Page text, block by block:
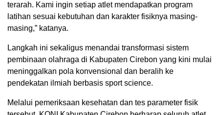
terarah. Kami ingin setiap atlet mendapatkan program
latihan sesuai kebutuhan dan karakter fisiknya masing-
masing,” katanya.
Langkah ini sekaligus menandai transformasi sistem
pembinaan olahraga di Kabupaten Cirebon yang kini mulai
meninggalkan pola konvensional dan beralih ke
pendekatan ilmiah berbasis sport science.
Melalui pemeriksaan kesehatan dan tes parameter fisik